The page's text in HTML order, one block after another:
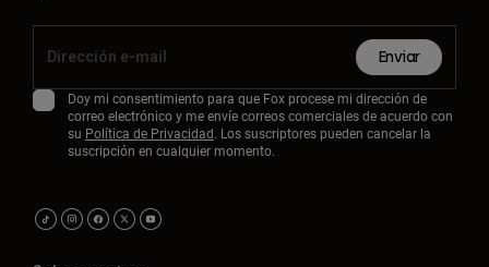
Enviar
Doy mi consentimiento para que Fox procese mi dirección de
correo electrónico y me envíe correos comerciales de acuerdo con
su Política de Privacidad. Los suscriptores pueden cancelar la
suscripción en cualquier momento.